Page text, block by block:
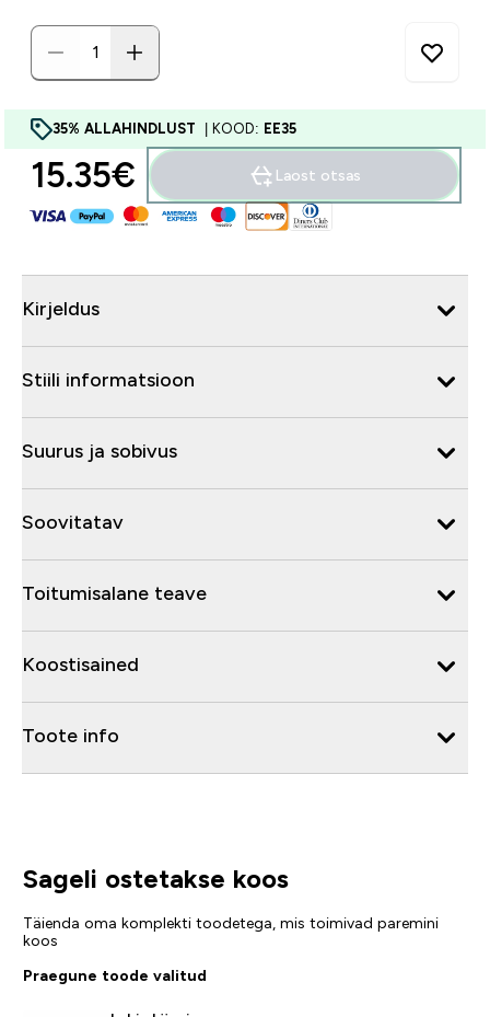
35% ALLAHINDLUST | KOOD: EE35
15.35€‎ Laost otsas
Kirjeldus
Stiili informatsioon
Suurus ja sobivus
Soovitatav
Toitumisalane teave
Koostisained
Toote info
Sageli ostetakse koos
Täienda oma komplekti toodetega, mis toimivad paremini
koos
Praegune toode valitud